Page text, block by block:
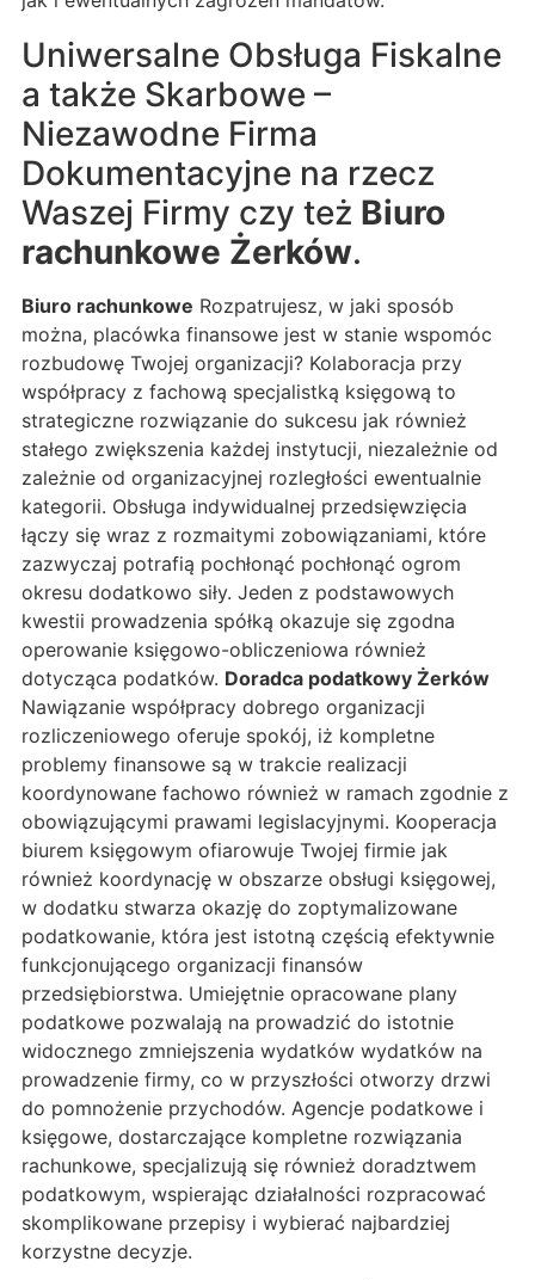
Uniwersalne Obsługa Fiskalne
a także Skarbowe –
Niezawodne Firma
Dokumentacyjne na rzecz
Waszej Firmy czy też Biuro
rachunkowe Żerków.
Biuro rachunkowe Rozpatrujesz, w jaki sposób
można, placówka finansowe jest w stanie wspomóc
rozbudowę Twojej organizacji? Kolaboracja przy
współpracy z fachową specjalistką księgową to
strategiczne rozwiązanie do sukcesu jak również
stałego zwiększenia każdej instytucji, niezależnie od
zależnie od organizacyjnej rozległości ewentualnie
kategorii. Obsługa indywidualnej przedsięwzięcia
łączy się wraz z rozmaitymi zobowiązaniami, które
zazwyczaj potrafią pochłonąć pochłonąć ogrom
okresu dodatkowo siły. Jeden z podstawowych
kwestii prowadzenia spółką okazuje się zgodna
operowanie księgowo-obliczeniowa również
dotycząca podatków. Doradca podatkowy Żerków
Nawiązanie współpracy dobrego organizacji
rozliczeniowego oferuje spokój, iż kompletne
problemy finansowe są w trakcie realizacji
koordynowane fachowo również w ramach zgodnie z
obowiązującymi prawami legislacyjnymi. Kooperacja
biurem księgowym ofiarowuje Twojej firmie jak
również koordynację w obszarze obsługi księgowej,
w dodatku stwarza okazję do zoptymalizowane
podatkowanie, która jest istotną częścią efektywnie
funkcjonującego organizacji finansów
przedsiębiorstwa. Umiejętnie opracowane plany
podatkowe pozwalają na prowadzić do istotnie
widocznego zmniejszenia wydatków wydatków na
prowadzenie firmy, co w przyszłości otworzy drzwi
do pomnożenie przychodów. Agencje podatkowe i
księgowe, dostarczające kompletne rozwiązania
rachunkowe, specjalizują się również doradztwem
podatkowym, wspierając działalności rozpracować
skomplikowane przepisy i wybierać najbardziej
korzystne decyzje.